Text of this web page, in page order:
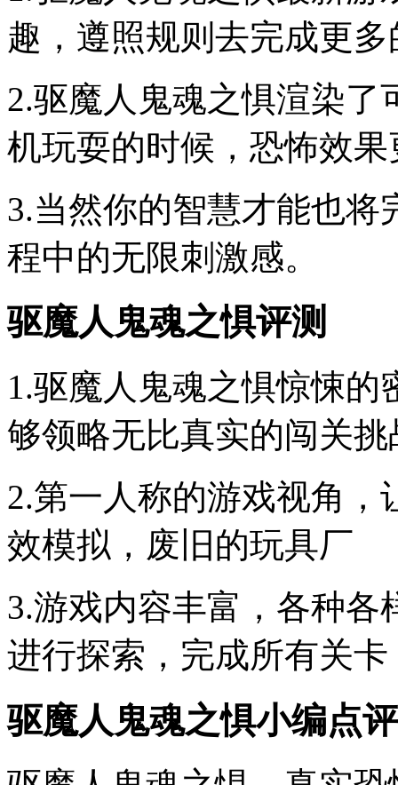
趣，遵照规则去完成更
2.驱魔人鬼魂之惧渲染
机玩耍的时候，恐怖效
3.当然你的智慧才能也
程中的无限刺激感。
驱魔人鬼魂之惧评测
1.驱魔人鬼魂之惧惊悚
够领略无比真实的闯关挑
2.第一人称的游戏视角
效模拟，废旧的玩具厂
3.游戏内容丰富，各种
进行探索，完成所有关卡
驱魔人鬼魂之惧小编点评